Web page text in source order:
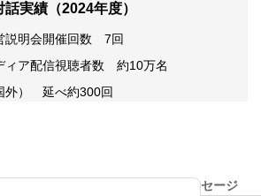
実績（2024年度）
説明会開催回数 7回
ィア配信視聴者数 約10万名
外） 延べ約300回
グループCFOメッセージ